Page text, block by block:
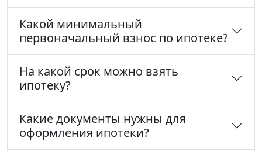
Какой минимальный
первоначальный взнос по ипотеке?
На какой срок можно взять
ипотеку?
Какие документы нужны для
оформления ипотеки?